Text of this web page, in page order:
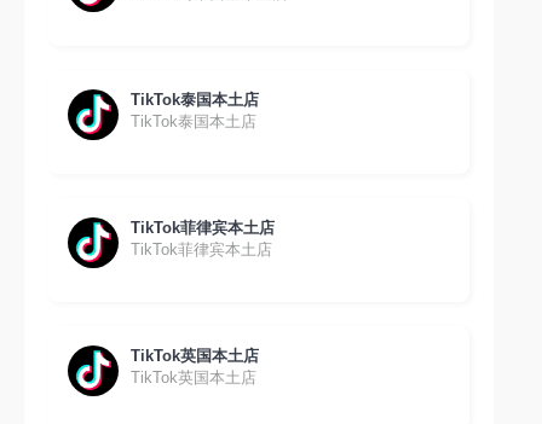
TikTok泰国本土店
TikTok泰国本土店
TikTok菲律宾本土店
TikTok菲律宾本土店
TikTok英国本土店
TikTok英国本土店